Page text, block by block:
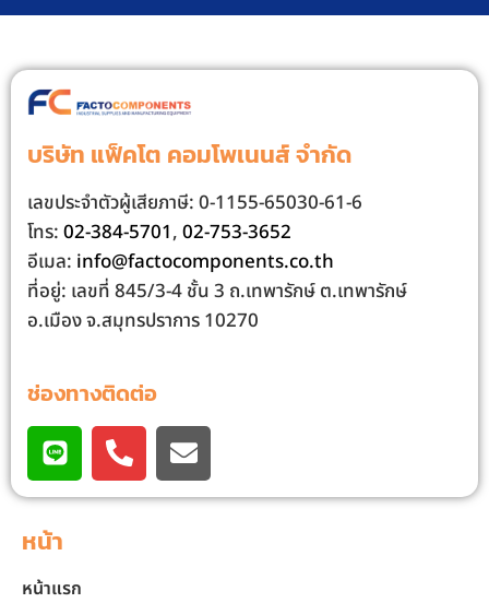
บริษัท แฟ็คโต คอมโพเนนส์ จํากัด
เลขประจําตัวผู้เสียภาษี: 0-1155-65030-61-6
โทร:02-384-5701,02-753-3652
อีเมล: info@factocomponents.co.th
ที่อยู่: เลขที่ 845/3-4 ชั้น 3 ถ.เทพารักษ์ ต.เทพารักษ์
อ.เมือง จ.สมุทรปราการ 10270
ช่องทางติดต่อ
หน้า
หน้าแรก